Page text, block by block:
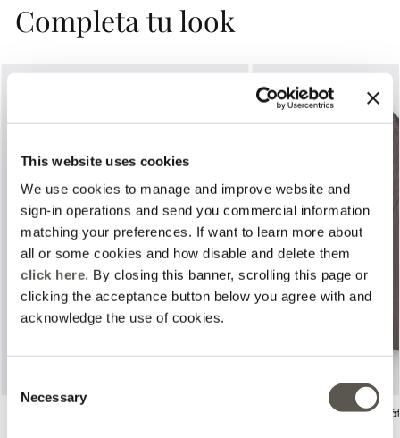
This website uses cookies
We use cookies to manage and improve website and
sign-in operations and send you commercial information
matching your preferences. If want to learn more about
all or some cookies and how disable and delete them
click here. By closing this banner, scrolling this page or
clicking the acceptance button below you agree with and
acknowledge the use of cookies.
Selection
Necessary
Completa tu look
Blazer de rayas
Previous